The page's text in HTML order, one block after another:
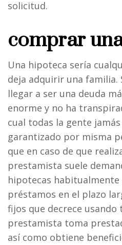
solicitud.
comprar
Una hipoteca serí­a
deja adquirir una familia.
llegar a ser una deuda
enorme y no ha
cual todas la gente
garantizado por misma
que en caso de que
prestamista suele
hipotecas
préstamos en el plazo
fijos que decrece
prestamista toma
así­ como obtiene